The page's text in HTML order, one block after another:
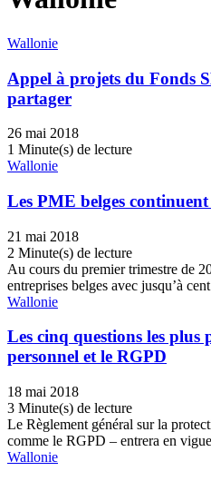
Wallonie
Appel à projets du Fonds
partager
26 mai 2018
1 Minute(s) de lecture
Wallonie
Les PME belges
21 mai 2018
2 Minute(s) de lecture
Au cours du premier trimestre de
entreprises belges avec jusqu’à
Wallonie
Les cinq questions les plus
personnel et le RGPD
18 mai 2018
3 Minute(s) de lecture
Le Règlement général sur la
comme le RGPD – entrera en
Wallonie